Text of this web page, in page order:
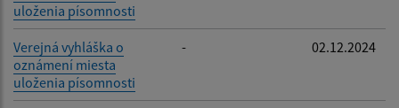
uloženia písomnosti
Verejná vyhláška o
oznámení miesta
uloženia písomnosti
- 02.12.2024